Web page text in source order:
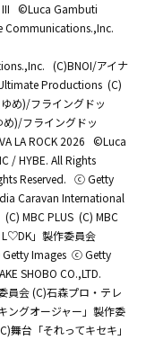
©Luca Gambuti
Communications.,Inc.
(C)BNOI/アイナ
Productions (C)
め)/フライングドッ
)/フライングドッ
LA ROCK 2026 ©Luca
/ HYBE. All Rights
Reserved. ⓒ Getty
Caravan International
(C) MBC PLUS (C) MBC
」製作委員会
Images ⓒ Getty
SHOBO CO.,LTD.
員会 (C)石森プロ・テレ
ングオージャー」製作委
舞台「それってキセキ」